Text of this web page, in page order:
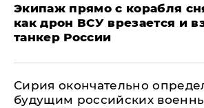
Экипаж прямо с корабля
как дрон ВСУ врезается и
танкер России
Сирия окончательно
будущим российских